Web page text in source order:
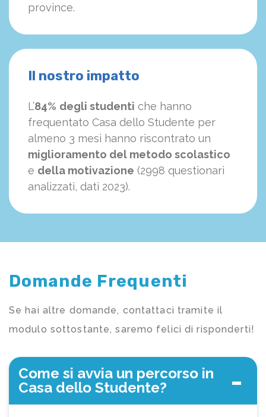
province.
Il nostro impatto
L’84% degli studenti che hanno
frequentato Casa dello Studente per
almeno 3 mesi hanno riscontrato un
miglioramento del metodo scolastico
e della motivazione (2998 questionari
analizzati, dati 2023).
Domande Frequenti
Se hai altre domande, contattaci tramite il
modulo sottostante, saremo felici di risponderti!
Come si avvia un percorso in
Casa dello Studente?